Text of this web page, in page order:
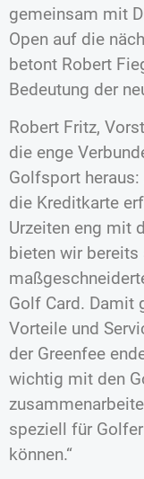
gemeinsam mit
Open auf die
betont Robert
Bedeutung der
Robert Fritz,
die enge
Golfsport
die Kreditkarte
Urzeiten eng mit
bieten wir bereits
Golf Card. Damit
Vorteile und
der Greenfee
wichtig mit den
speziell für
können.“